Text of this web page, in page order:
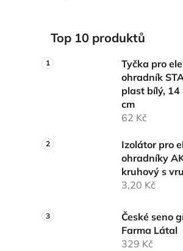
Top 10 produktů
Tyčka pro
ohradník
plast bílý,
cm
62 Kč
Izolátor pro
ohradníky
kruhový s
3,20 Kč
České seno
Farma Látal
329 Kč